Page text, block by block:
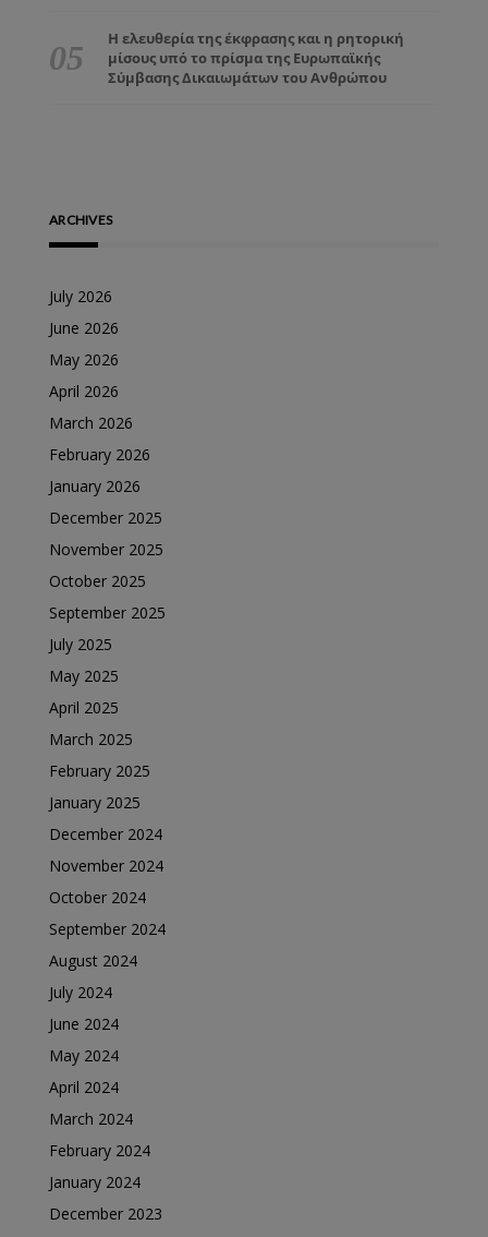
Η ελευθερία της έκφρασης και η ρητορική
μίσους υπό το πρίσμα της Ευρωπαϊκής
Σύμβασης Δικαιωμάτων του Ανθρώπου
ARCHIVES
July 2026
June 2026
May 2026
April 2026
March 2026
February 2026
January 2026
December 2025
November 2025
October 2025
September 2025
July 2025
May 2025
April 2025
March 2025
February 2025
January 2025
December 2024
November 2024
October 2024
September 2024
August 2024
July 2024
June 2024
May 2024
April 2024
March 2024
February 2024
January 2024
December 2023